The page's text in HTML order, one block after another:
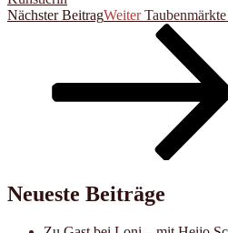
Nächster BeitragWeiter
Neueste Beiträge